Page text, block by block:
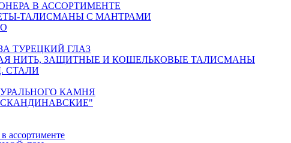
В АССОРТИМЕНТЕ
ТАЛИСМАНЫ С МАНТРАМИ
ТУРЕЦКИЙ ГЛАЗ
НИТЬ, ЗАЩИТНЫЕ И КОШЕЛЬКОВЫЕ ТАЛИСМАНЫ
СТАЛИ
КАМНЯ
ассортименте